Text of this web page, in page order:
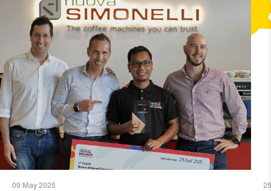
09 May 2025